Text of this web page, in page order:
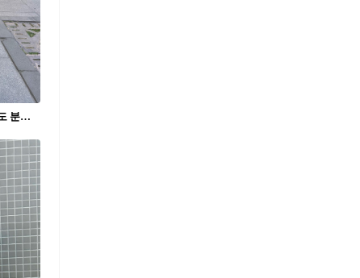
시원한 썸머템, 린넨 셔츠🌿 컬러만 바꿔도 분위기가 달라집니다. 반바지와 매치해보세요!